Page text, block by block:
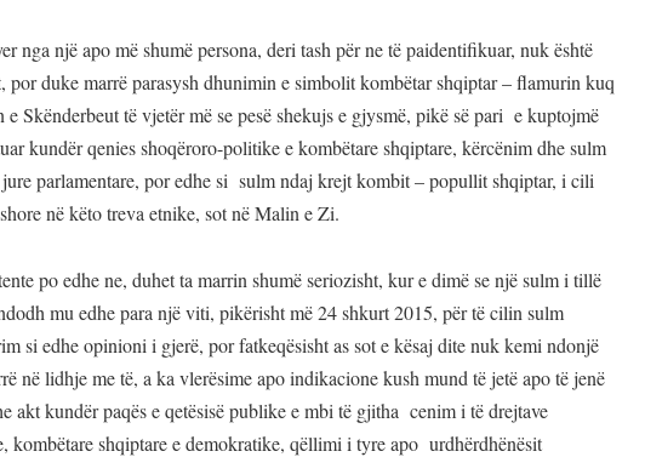
nga një apo më shumë persona, deri tash për ne të paidentifikuar, nuk është
duke marrë parasysh dhunimin e simbolit kombëtar shqiptar – flamurin kuq
Skënderbeut të vjetër më se pesë shekujs e gjysmë, pikë së pari e kuptojmë
kundër qenies shoqëroro-politike e kombëtare shqiptare, kërcënim dhe sulm
parlamentare, por edhe si sulm ndaj krejt kombit – popullit shqiptar, i cili
në këto treva etnike, sot në Malin e Zi.
po edhe ne, duhet ta marrin shumë seriozisht, kur e dimë se një sulm i tillë
mu edhe para një viti, pikërisht më 24 shkurt 2015, për të cilin sulm
si edhe opinioni i gjerë, por fatkeqësisht as sot e kësaj dite nuk kemi ndonjë
në lidhje me të, a ka vlerësime apo indikacione kush mund të jetë apo të jenë
akt kundër paqës e qetësisë publike e mbi të gjitha cenim i të drejtave
kombëtare shqiptare e demokratike, qëllimi i tyre apo urdhërdhënësit